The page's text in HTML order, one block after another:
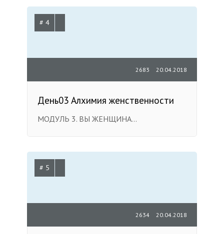
# 4
20.04.2018
2683
День03 Алхимия женственности
МОДУЛЬ 3. ВЫ ЖЕНЩИНА...
# 5
20.04.2018
2634